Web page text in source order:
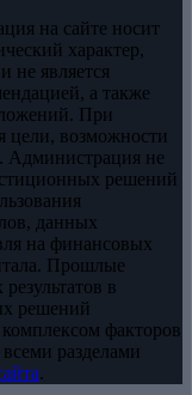
на сайте носит
характер,
не является
а также
При
цели, возможности
Администрация не
решений
данных
на финансовых
Прошлые
в
решений
комплексом факторов
разделами
.